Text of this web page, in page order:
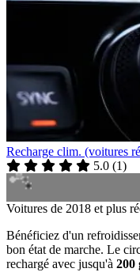
Recharge clim. (voitures
5.0 (1)
Voitures de 2018 et plus
Bénéficiez d'un
bon état de marche. Le
rechargé avec jusqu'à 200